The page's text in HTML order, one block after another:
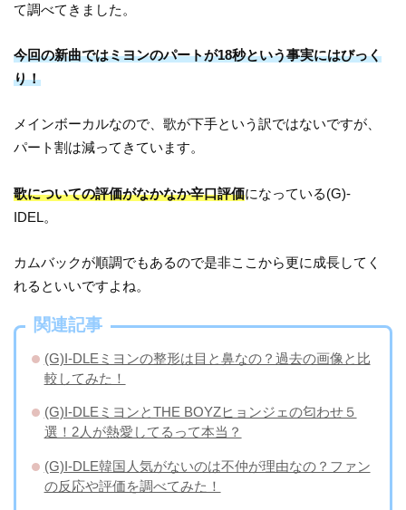
て調べてきました。
今回の新曲ではミヨンのパートが18秒という事実にはびっく
り！
メインボーカルなので、歌が下手という訳ではないですが、
パート割は減ってきています。
歌についての評価がなかなか辛口評価になっている(G)-
IDEL。
カムバックが順調でもあるので是非ここから更に成長してく
れるといいですよね。
関連記事
(G)I-DLEミヨンの整形は目と鼻なの？過去の画像と比
較してみた！
(G)I-DLEミヨンとTHE BOYZヒョンジェの匂わせ５
選！2人が熱愛してるって本当？
(G)I-DLE韓国人気がないのは不仲が理由なの？ファン
の反応や評価を調べてみた！